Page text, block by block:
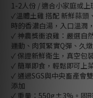
1-2人份 / 適合小家庭或上
✓溫體土雞 搭配 新鮮蒜頭
時的香濃白湯，入口溫潤
✓ 神農獎衝浪雞：嚴選自
運動、肉質緊實Q彈、久
✓ 保證新鮮衛生，真空包
✓ 簡單即食，輕鬆即可上
✓ 通過SGS與中央畜產會
添加
✓ 重量：550g±3%。固